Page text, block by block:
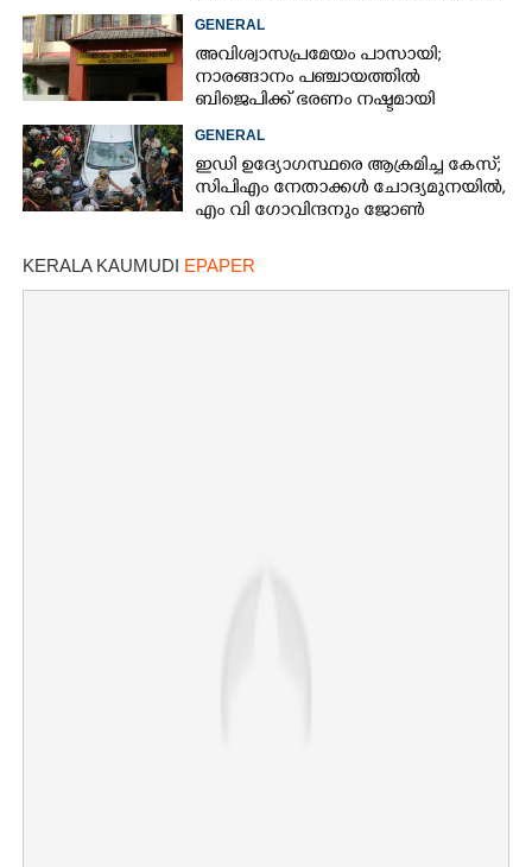
GENERAL
അവിശ്വാസപ്രമേയം പാസായി;
നാരങ്ങാനം പഞ്ചായത്തിൽ
ബിജെപിക്ക് ഭരണം നഷ്ടമായി
GENERAL
ഇഡി ഉദ്യോഗസ്ഥരെ ആക്രമിച്ച കേസ്;
സിപിഎം നേതാക്കൾ ചോദ്യമുനയിൽ,
എം വി ഗോവിന്ദനും ജോൺ
KERALA KAUMUDI EPAPER
Share this link